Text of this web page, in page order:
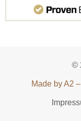
©
Made by A2